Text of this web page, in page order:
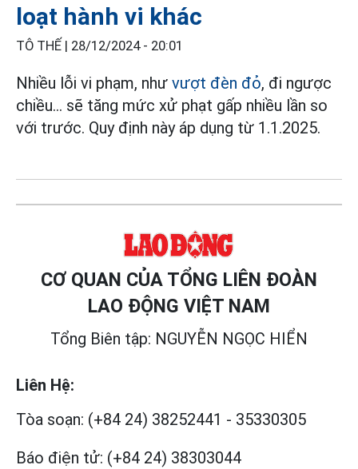
loạt hành vi khác
TÔ THẾ | 28/12/2024 - 20:01
Nhiều lỗi vi phạm, như vượt đèn đỏ, đi ngược
chiều... sẽ tăng mức xử phạt gấp nhiều lần so
với trước. Quy định này áp dụng từ 1.1.2025.
CƠ QUAN CỦA TỔNG LIÊN ĐOÀN
LAO ĐỘNG VIỆT NAM
Tổng Biên tập: NGUYỄN NGỌC HIỂN
Liên Hệ:
Tòa soạn: (+84 24) 38252441 - 35330305
Báo điện tử: (+84 24) 38303044